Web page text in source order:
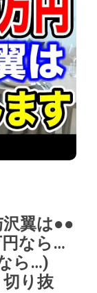
翼は●●
なら…
ら…)
切り抜